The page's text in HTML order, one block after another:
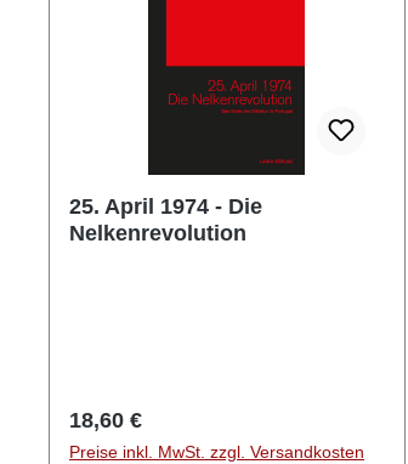
25. April 1974 - Die
Nelkenrevolution
Regulärer Preis:
18,60 €
Preise inkl. MwSt. zzgl. Versandkosten